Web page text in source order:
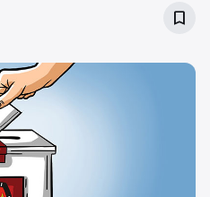
bookmark_border